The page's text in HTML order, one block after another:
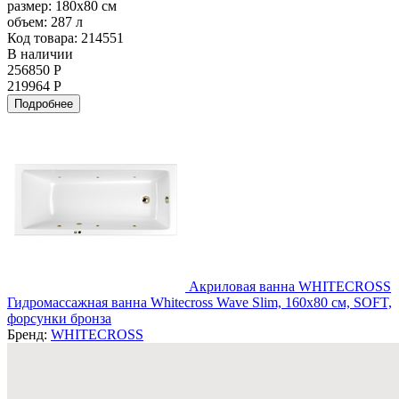
размер: 180x80 см
объем: 287 л
Код товара: 214551
В наличии
256850 Р
219964 Р
Подробнее
Акриловая ванна WHITECROSS
Гидромассажная ванна Whitecross Wave Slim, 160x80 см, SOFT,
форсунки бронза
Бренд: WHITECROSS